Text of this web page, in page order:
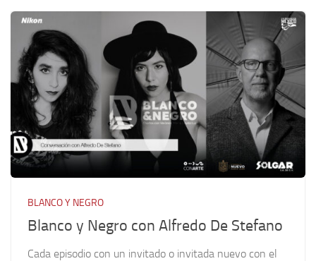
BLANCO Y NEGRO
Blanco y Negro con Alfredo De Stefano
Cada episodio con un invitado o invitada nuevo con el